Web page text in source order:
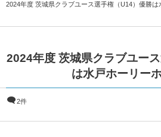
2024年度 茨城県クラブユース選手権（U14）優勝は
2024年度 茨城県クラブユー
は水戸ホーリー
2件